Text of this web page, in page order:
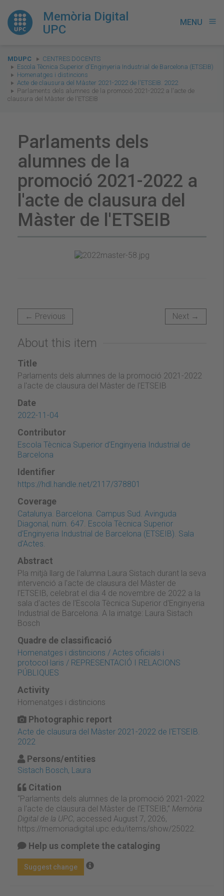
Memòria Digital
UPC
MENU menu
You
are
here:
MDUPC
CENTRES DOCENTS
Escola Tècnica Superior d'Enginyeria Industrial de Barcelona (ETSEIB)
Homenatges i distincions
Acte de clausura del Màster 2021-2022 de l'ETSEIB. 2022
Parlaments dels alumnes de la promoció 2021-2022 a l'acte de
clausura del Màster de l'ETSEIB
Parlaments dels
alumnes de la
promoció 2021-2022 a
l'acte de clausura del
Màster de l'ETSEIB
← Previous Next →
About this item
Title
Parlaments dels alumnes de la promoció 2021-2022
a l'acte de clausura del Màster de l'ETSEIB
Date
2022-11-04
Contributor
Escola Tècnica Superior d'Enginyeria Industrial de
Barcelona
Identifier
https://hdl.handle.net/2117/378801
Coverage
Catalunya. Barcelona. Campus Sud. Avinguda
Diagonal, núm. 647. Escola Tècnica Superior
d'Enginyeria Industrial de Barcelona (ETSEIB). Sala
d'Actes.
Abstract
Pla mitjà llarg de l'alumna Laura Sistach durant la seva
intervenció a l'acte de clausura del Màster de
l'ETSEIB, celebrat el dia 4 de novembre de 2022 a la
sala d'actes de l'Escola Tècnica Superior d'Enginyeria
Industrial de Barcelona. A la imatge: Laura Sistach
Bosch
Quadre de classificació
Homenatges i distincions / Actes oficials i
protocol·laris / REPRESENTACIÓ I RELACIONS
PÚBLIQUES
Activity
Homenatges i distincions
Photographic report
Acte de clausura del Màster 2021-2022 de l'ETSEIB.
2022
Persons/entities
Sistach Bosch, Laura
Citation
“Parlaments dels alumnes de la promoció 2021-2022
a l'acte de clausura del Màster de l'ETSEIB,” Memòria
Digital de la UPC, accessed August 7, 2026,
https://memoriadigital.upc.edu/items/show/25022
Help us complete the cataloging
Suggest change